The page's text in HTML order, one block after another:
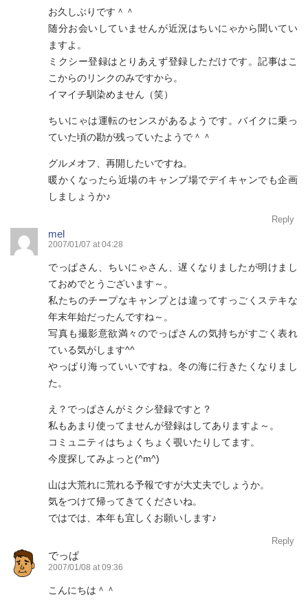
お久しぶりです＾＾
随分お会いしていませんが近況はちいにゃから聞いてい
ますよ。
ミクシー登録はとりあえず登録しただけです。記事はこ
こからのリンクのみですから。
イマイチ馴染めません（笑）
ちいにゃは運転のセンスがあるようです。バイクに乗っ
ていた頃の勘が残っていたようで＾＾
グルメオフ、再開したいですね。
暖かくなったら近場のキャンプ場でデイキャンでも企画
しましょうか♪
Reply
mel
2007/01/07 at 04:28
でっぱさん、ちいにゃさん、遅くなりましたが明けまし
ておめでとうございます～。
私たちのチープなキャンプとは違ってすっごくステキな
年末年始だったんですね～。
写真も撮影意欲満々のでっぱさんの気持ちがすごく表れ
ている気がします^^
やっぱり海っていいですね。冬の海に行きたくなりまし
た。
え？でっぱさんがミクシ登録ですと？
私もあまり使ってませんが登録はしてありますよ～。
コミュニティはちょくちょく覗いたりしてます。
今度探してみよっと(^m^)
山は大荒れに荒れる予報ですが大丈夫でしょうか。
気をつけて帰ってきてくださいね。
ではでは、本年も宜しくお願いします♪
Reply
でっぱ
2007/01/08 at 09:36
こんにちは＾＾